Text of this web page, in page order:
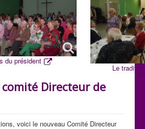
du président
Le
Directeur de
voici le nouveau Comité Directeur